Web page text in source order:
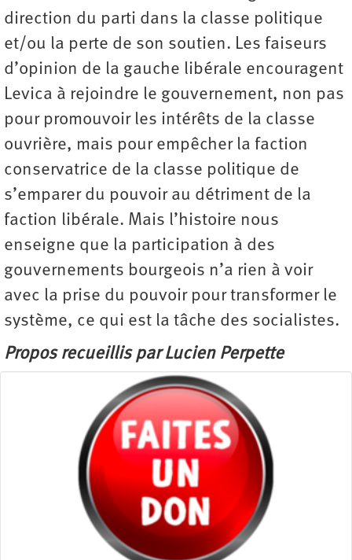
direction du parti dans la classe politique
et/ou la perte de son soutien. Les faiseurs
d’opinion de la gauche libérale encouragent
Levica à rejoindre le gouvernement, non pas
pour promouvoir les intérêts de la classe
ouvrière, mais pour empêcher la faction
conservatrice de la classe politique de
s’emparer du pouvoir au détriment de la
faction libérale. Mais l’histoire nous
enseigne que la participation à des
gouvernements bourgeois n’a rien à voir
avec la prise du pouvoir pour transformer le
système, ce qui est la tâche des socialistes.
Propos recueillis par Lucien Perpette